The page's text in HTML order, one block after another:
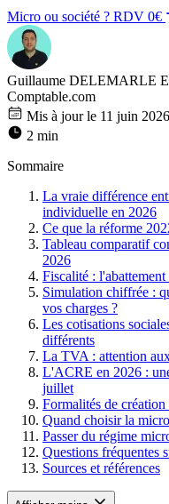
Micro ou société ? RDV 0€
Guillaume DELEMARLE
Comptable.com
Mis à jour le 11 juin 2026
2 min
Sommaire
La vraie différence
individuelle en 2026
Ce que la réforme
Tableau comparatif
2026
Fiscalité :
Simulation chiffrée :
vos charges ?
Les cotisations
différents
La TVA : attention
L'ACRE en 2026 :
juillet
Formalités de
Quand choisir la
Passer du régime
Questions fréquentes
Sources et références